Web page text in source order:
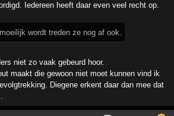
Iedereen heeft daar even veel recht op.
wordt treden ze nog af ook.
niet zo vaak gebeurd hoor.
maakt die gewoon niet moet kunnen vind ik
Diegene erkent daar dan mee dat